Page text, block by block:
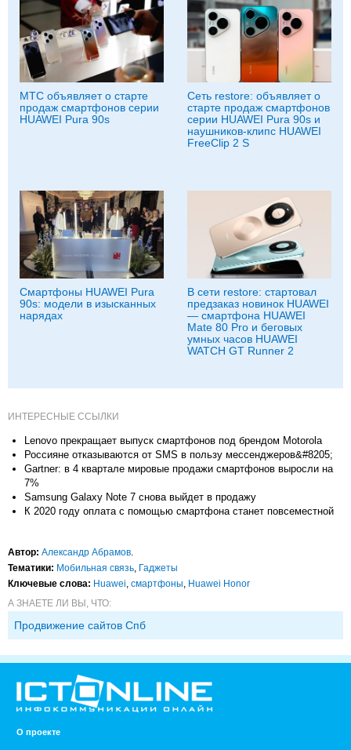
МТС объявляет о старте
продаж смартфонов серии
HUAWEI Pura 90s
Сеть restore: объявляет о
старте продаж смартфонов
серии HUAWEI Pura 90s и
наушников-клипс HUAWEI
FreeClip 2 S
Смартфоны HUAWEI Pura
90s: модели в изысканных
нарядах
В сети restore: стартовал
предзаказ новинок HUAWEI
— смартфона HUAWEI
Mate 80 Pro и беговых
умных часов HUAWEI
WATCH GT Runner 2
ИНТЕРЕСНЫЕ ССЫЛКИ
Lenovo прекращает выпуск смартфонов под брендом Motorola
Россияне отказываются от SMS в пользу мессенджеров&#8205;
Gartner: в 4 квартале мировые продажи смартфонов выросли на
7%
Samsung Galaxy Note 7 снова выйдет в продажу
К 2020 году оплата с помощью смартфона станет повсеместной
Автор: Александр Абрамов
Тематики: Мобильная связь Гаджеты
Ключевые слова: Huawei смартфоны Huawei Honor
А ЗНАЕТЕ ЛИ ВЫ, ЧТО:
Продвижение сайтов Спб
О проекте